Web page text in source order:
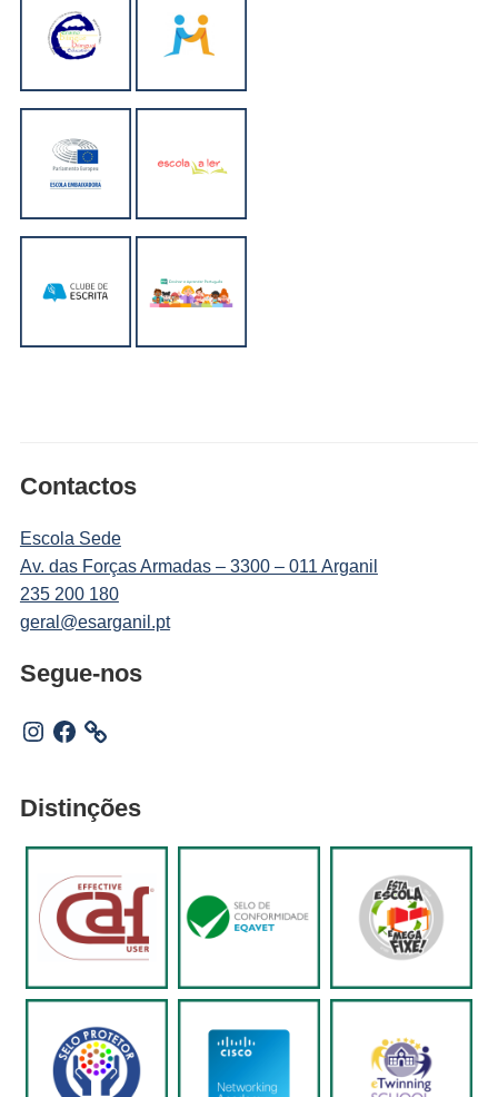
Contactos
Escola Sede
Av. das Forças Armadas – 3300 – 011 Arganil
235 200 180
geral@esarganil.pt
Segue-nos
Instagram
Facebook
Distinções